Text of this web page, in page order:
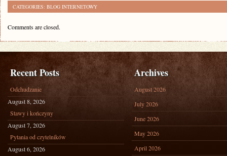
CATEGORIES: BLOG INTERNETOWY
Comments are closed.
Recent Posts
Odchudzanie
August 8, 2026
Stawy i kończyny
August 7, 2026
Pytania od czytelników
August 6, 2026
Archives
August 2026
July 2026
June 2026
May 2026
April 2026